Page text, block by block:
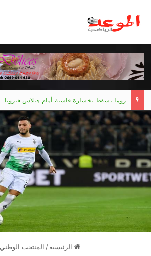
الرئيسية / المنتخب الوطني